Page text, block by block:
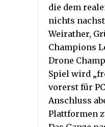
die dem
nichts
Weirather,
Champions
Drone
Spiel wird
vorerst für
Anschluss
Plattformen